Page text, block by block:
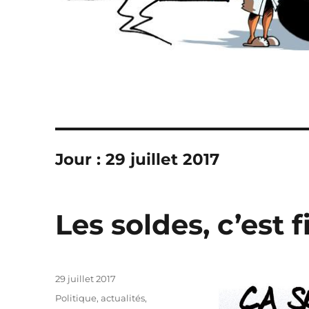
Jour :29 juillet 2017
Les soldes, c’est
Publié
29 juillet 2017
Catégories
Politique, actualités,